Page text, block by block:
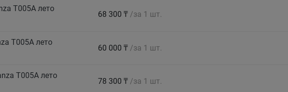
T005А лето
68 300 ₸ /за 1 шт.
T005А лето
60 000 ₸ /за 1 шт.
T005А лето
78 300 ₸ /за 1 шт.